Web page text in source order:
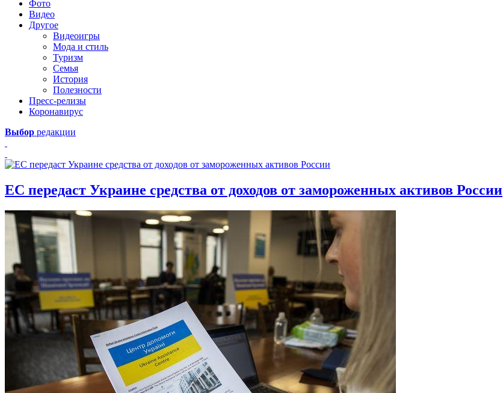
Фото
Видео
Другое
Видеоигры
Мода и стиль
Туризм
Семья
История
Полезности
Пресс-релизы
Коронавирус
Выбор редакции
ЕС передаст Украине средства от доходов от замороженных активов России